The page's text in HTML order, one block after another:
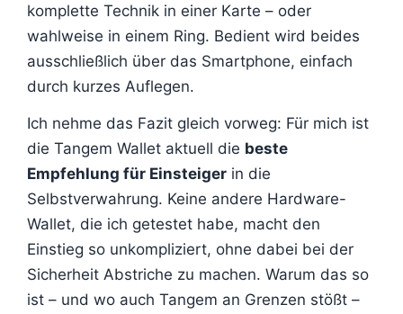
komplette Technik in einer Karte – oder
wahlweise in einem Ring. Bedient wird beides
ausschließlich über das Smartphone, einfach
durch kurzes Auflegen.
Ich nehme das Fazit gleich vorweg: Für mich ist
die Tangem Wallet aktuell die beste
Empfehlung für Einsteiger in die
Selbstverwahrung. Keine andere Hardware-
Wallet, die ich getestet habe, macht den
Einstieg so unkompliziert, ohne dabei bei der
Sicherheit Abstriche zu machen. Warum das so
ist – und wo auch Tangem an Grenzen stößt –